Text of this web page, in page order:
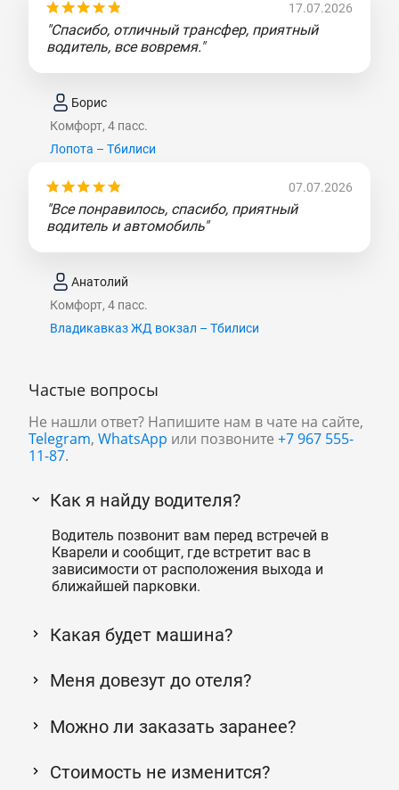
17.07.2026
"Спасибо, отличный трансфер, приятный
водитель, все вовремя."
Борис
Комфорт, 4 пасс.
Лопота – Тбилиси
07.07.2026
"Все понравилось, спасибо, приятный
водитель и автомобиль"
Анатолий
Комфорт, 4 пасс.
Владикавказ ЖД вокзал – Тбилиси
Частые вопросы
Не нашли ответ? Напишите нам в чате на сайте,
Telegram, WhatsApp или позвоните +7 967 555-
11-87.
Как я найду водителя?
Водитель позвонит вам перед встречей в
Кварели и сообщит, где встретит вас в
зависимости от расположения выхода и
ближайшей парковки.
Какая будет машина?
Меня довезут до отеля?
Можно ли заказать заранее?
Стоимость не изменится?